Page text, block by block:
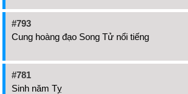
#793
Cung hoàng đạo Song Tử nổi tiếng
#781
Sinh năm Tỵ